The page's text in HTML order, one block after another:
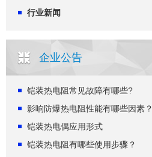
行业新闻
企业公告
铠装热电阻常见故障有哪些?
影响防爆热电阻性能有哪些因素？
铠装热电偶应用形式
铠装热电阻有哪些使用步骤？